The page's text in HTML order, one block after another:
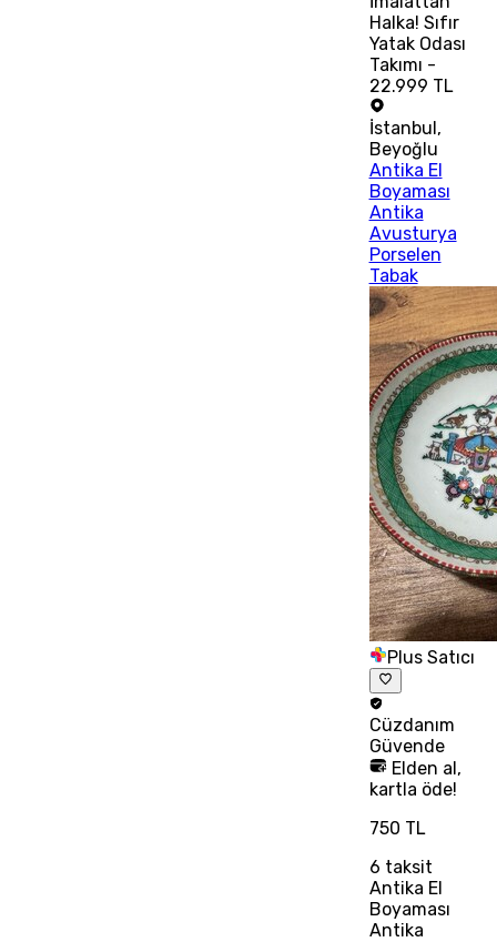
Halka! Sıfır
Yatak Odası
Takımı -
22.999 TL
İstanbul ,
Beyoğlu
Antika El
Boyaması
Antika
Avusturya
Porselen
Tabak
Plus Satıcı
Cüzdanım
Güvende
Elden al,
kartla öde!
750 TL
6 taksit
Antika El
Boyaması
Antika